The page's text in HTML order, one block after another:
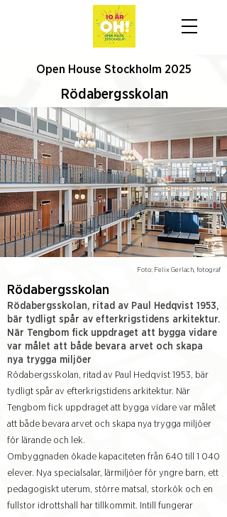
Open House Stockholm 2025
Rödabergsskolan
Foto: Felix Gerlach, fotograf
Rödabergsskolan
Rödabergsskolan, ritad av Paul Hedqvist 1953,
bär tydligt spår av efterkrigstidens arkitektur.
När Tengbom fick uppdraget att bygga vidare
var målet att både bevara arvet och skapa
nya trygga miljöer
Rödabergsskolan, ritad av Paul Hedqvist 1953, bär
tydligt spår av efterkrigstidens arkitektur. När
Tengbom fick uppdraget att bygga vidare var målet
att både bevara arvet och skapa nya trygga miljöer
för lärande och lek.
Ombyggnaden ökade kapaciteten från 640 till 1 040
elever. Nya specialsalar, lärmiljöer för yngre barn, ett
pedagogiskt uterum, större matsal, storkök och en
fullstor idrottshall har tillkommit. Intill fungerar